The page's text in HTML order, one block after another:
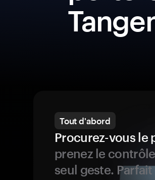
Tout d'abord
Procurez-vous le
prenez le
seul geste.